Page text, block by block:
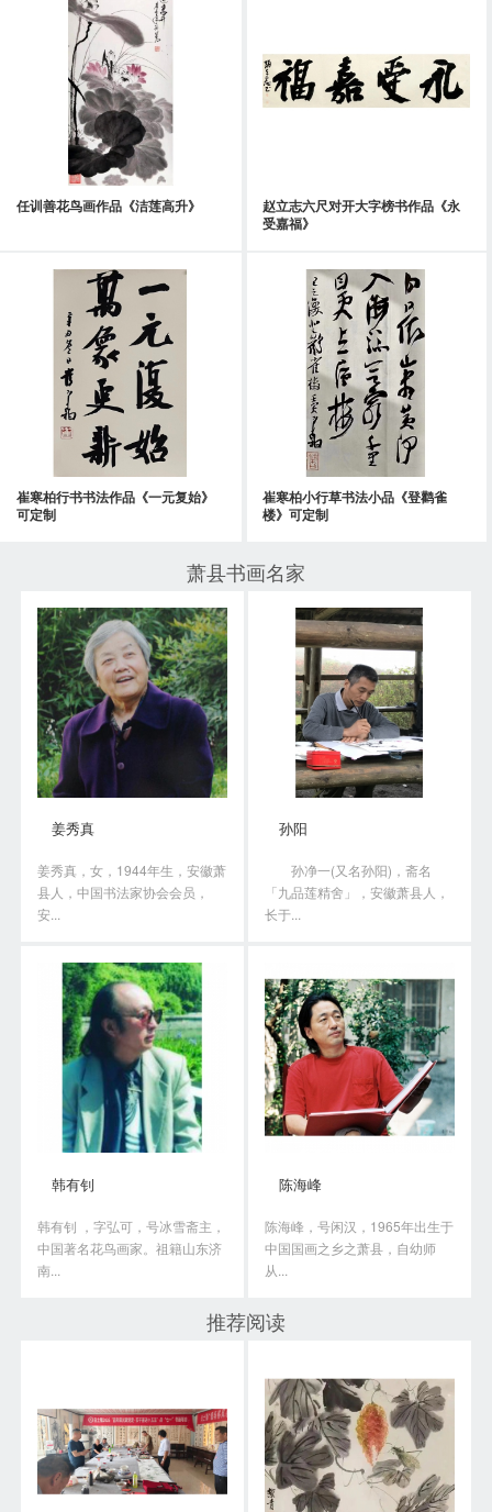
任训善花鸟画作品《洁莲高升》
赵立志六尺对开大字榜书作品《永
受嘉福》
崔寒柏行书书法作品《一元复始》
可定制
崔寒柏小行草书法小品《登鹳雀
楼》可定制
萧县书画名家
姜秀真
姜秀真，女，1944年生，安徽萧
县人，中国书法家协会会员，
安...
孙阳
孙净一(又名孙阳)，斋名
「九品莲精舍」，安徽萧县人，
长于...
韩有钊
韩有钊 ，字弘可，号冰雪斋主，
中国著名花鸟画家。祖籍山东济
南...
陈海峰
陈海峰，号闲汉，1965年出生于
中国国画之乡之萧县，自幼师
从...
推荐阅读